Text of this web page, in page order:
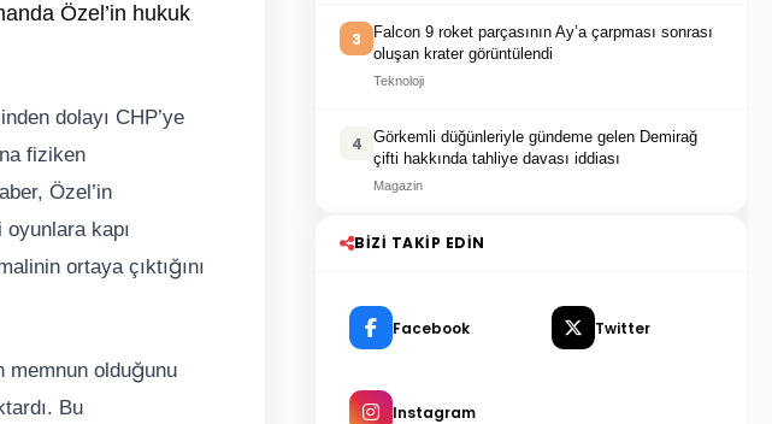
Özel’in hukuk
dolayı CHP’ye
fiziken
Özel’in
kapı
ortaya çıktığını
memnun olduğunu
Bu
3
Falcon 9 roket parçasının Ay’a çarpması sonrası
oluşan krater görüntülendi
Teknoloji
4
Görkemli düğünleriyle gündeme gelen Demirağ
çifti hakkında tahliye davası iddiası
Magazin
BIZI TAKIP EDIN
Facebook Twitter
Instagram